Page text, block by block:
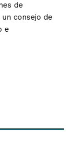
de
consejo de
e